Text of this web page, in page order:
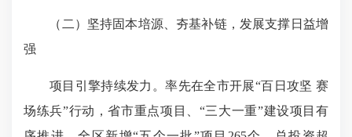
（二）坚持固本培源、夯基补链，发展支撑日益增
强
项目引擎持续发力。率先在全市开展“百日攻坚 赛
场练兵”行动，省市重点项目、“三大一重”建设项目有